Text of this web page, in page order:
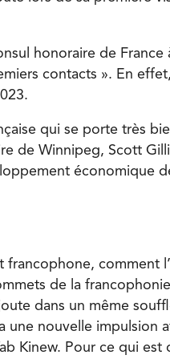
honoraire de France
contacts ». En
qui se porte très
de Winnipeg, Scott
économique
francophone, comment
de la
dans un même
une nouvelle impulsion
Kinew. Pour ce qui est